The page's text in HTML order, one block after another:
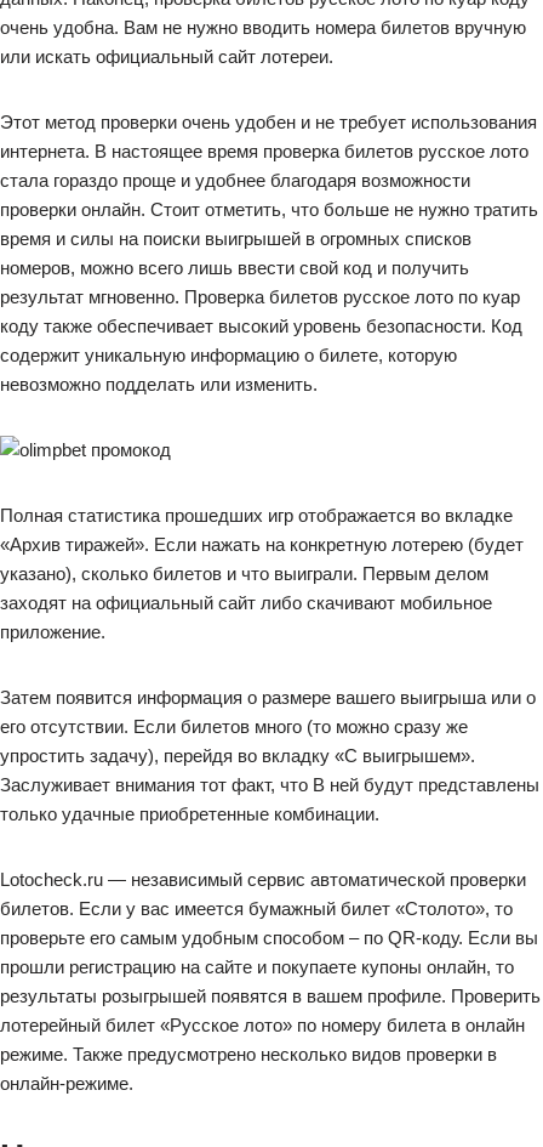
очень удобна. Вам не нужно вводить номера билетов вручную
или искать официальный сайт лотереи.
Этот метод проверки очень удобен и не требует использования
интернета. В настоящее время проверка билетов русское лото
стала гораздо проще и удобнее благодаря возможности
проверки онлайн. Стоит отметить, что больше не нужно тратить
время и силы на поиски выигрышей в огромных списков
номеров, можно всего лишь ввести свой код и получить
результат мгновенно. Проверка билетов русское лото по куар
коду также обеспечивает высокий уровень безопасности. Код
содержит уникальную информацию о билете, которую
невозможно подделать или изменить.
Полная статистика прошедших игр отображается во вкладке
«Архив тиражей». Если нажать на конкретную лотерею (будет
указано), сколько билетов и что выиграли. Первым делом
заходят на официальный сайт либо скачивают мобильное
приложение.
Затем появится информация о размере вашего выигрыша или о
его отсутствии. Если билетов много (то можно сразу же
упростить задачу), перейдя во вкладку «С выигрышем».
Заслуживает внимания тот факт, что В ней будут представлены
только удачные приобретенные комбинации.
Lotocheck.ru — независимый сервис автоматической проверки
билетов. Если у вас имеется бумажный билет «Столото», то
проверьте его самым удобным способом – по QR-коду. Если вы
прошли регистрацию на сайте и покупаете купоны онлайн, то
результаты розыгрышей появятся в вашем профиле. Проверить
лотерейный билет «Русское лото» по номеру билета в онлайн
режиме. Также предусмотрено несколько видов проверки в
онлайн-режиме.